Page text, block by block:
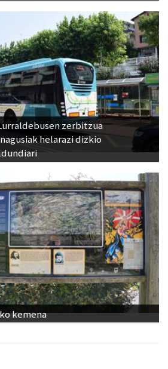
zerbitzua
helarazi dizkio
kemena